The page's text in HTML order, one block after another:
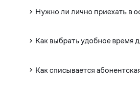
Нужно ли лично приехать в
Как выбрать удобное время
Как списывается